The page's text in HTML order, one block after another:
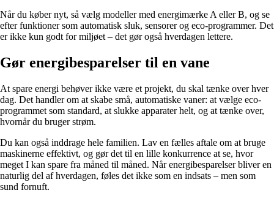
Når du køber nyt, så vælg modeller med energimærke A eller B, og se
efter funktioner som automatisk sluk, sensorer og eco-programmer. Det
er ikke kun godt for miljøet – det gør også hverdagen lettere.
Gør energibesparelser til en vane
At spare energi behøver ikke være et projekt, du skal tænke over hver
dag. Det handler om at skabe små, automatiske vaner: at vælge eco-
programmet som standard, at slukke apparater helt, og at tænke over,
hvornår du bruger strøm.
Du kan også inddrage hele familien. Lav en fælles aftale om at bruge
maskinerne effektivt, og gør det til en lille konkurrence at se, hvor
meget I kan spare fra måned til måned. Når energibesparelser bliver en
naturlig del af hverdagen, føles det ikke som en indsats – men som
sund fornuft.